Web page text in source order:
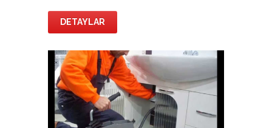
DETAYLAR